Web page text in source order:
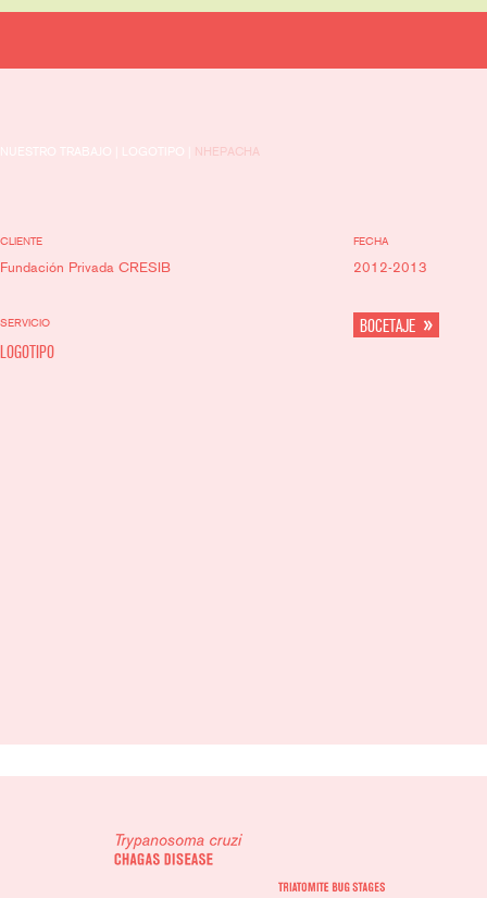
NUESTRO TRABAJO | LOGOTIPO | NHEPACHA
CLIENTE
Fundación Privada CRESIB
SERVICIO
LOGOTIPO
FECHA
2012-2013
BOCETAJE